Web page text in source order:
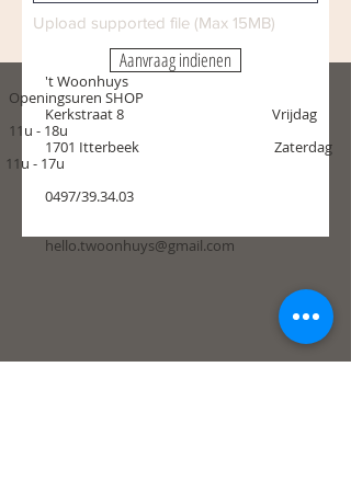
Upload supported file (Max 15MB)
Aanvraag indienen
't Woonhuys
Openingsuren SHOP
Kerkstraat 8 Vrijdag
11u - 18u
1701 Itterbeek Zaterdag
11u - 17u
0497/39.34.03
hello.twoonhuys@gmail.com